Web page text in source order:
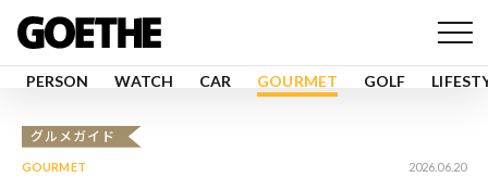
PERSON WATCH CAR GOURMET GOLF
グルメガイド
GOURMET 2026.06.20